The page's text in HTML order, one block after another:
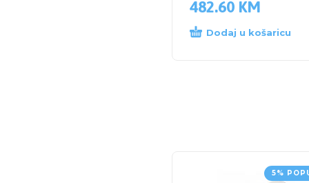
482.60 KM
Dodaj u košaricu
5%